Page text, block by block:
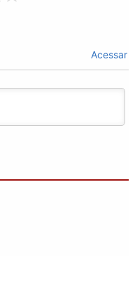
Acessar